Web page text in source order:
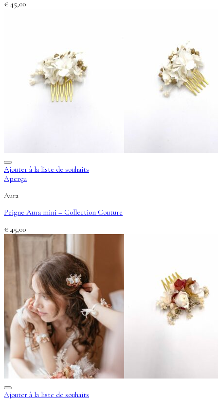
€ 45,00
Ajouter à la liste de souhaits
Aperçu
Aura
Peigne Aura mini – Collection Couture
€ 45,00
Ajouter à la liste de souhaits